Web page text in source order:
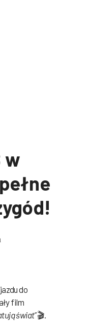
w
do
film
świat”🎬.